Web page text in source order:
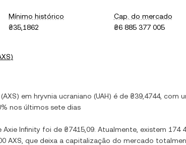
Mínimo histórico
₴35,1862
Cap. do mercado
₴6 885 377 005
)
(AXS) em hryvnia ucraniano (UAH) é de ₴39,4744, com
nos últimos sete dias
Axie Infinity foi de ₴7415,09 . Atualmente, existem 174
AXS , que deixa a capitalização do mercado